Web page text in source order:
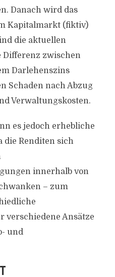
Danach wird das
Kapitalmarkt (fiktiv)
die aktuellen
Differenz zwischen
Darlehenszins
Schaden nach Abzug
Verwaltungskosten.
es jedoch erhebliche
die Renditen sich
innerhalb von
– zum
verschiedene Ansätze
und